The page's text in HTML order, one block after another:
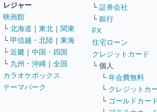
レジャー
映画館
└ 北海道 ｜ 東北 ｜ 関東
└ 甲信越・北陸 ｜ 東海
└ 近畿 ｜ 中国・四国
└ 九州・沖縄 ｜ 全国
カラオケボックス
テーマパーク
└ 証券会社
└ 銀行
FX
住宅ローン
クレジットカード
└ 個人
└ 年会費無料
└ クレジットカ
└ ゴールドカード